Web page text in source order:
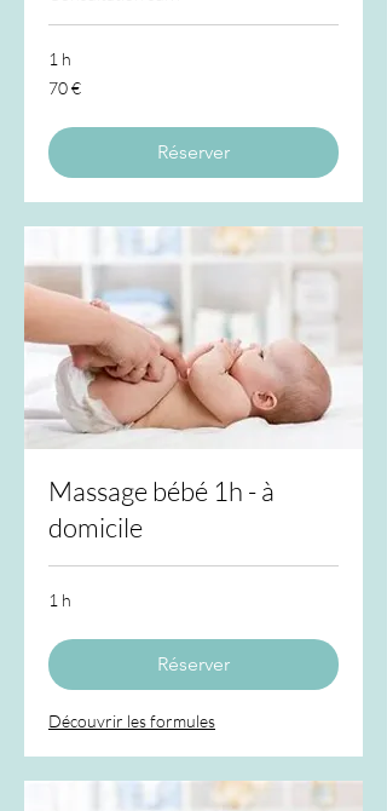
1 h
70
euros
70 €
Réserver
Massage bébé 1h - à
domicile
1 h
Réserver
Découvrir les formules